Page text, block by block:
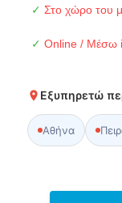
✓ Στο χώρο του
✓ Online / Μέσω
Εξυπηρετώ
Αθήνα